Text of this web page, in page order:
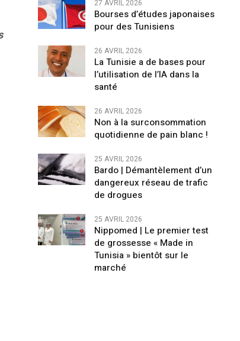
27 AVRIL 2026
Bourses d’études japonaises
pour des Tunisiens
26 AVRIL 2026
La Tunisie a de bases pour
l’utilisation de l’IA dans la
santé
26 AVRIL 2026
Non à la surconsommation
quotidienne de pain blanc !
25 AVRIL 2026
Bardo | Démantèlement d’un
dangereux réseau de trafic
de drogues
25 AVRIL 2026
Nippomed | Le premier test
de grossesse « Made in
Tunisia » bientôt sur le
marché